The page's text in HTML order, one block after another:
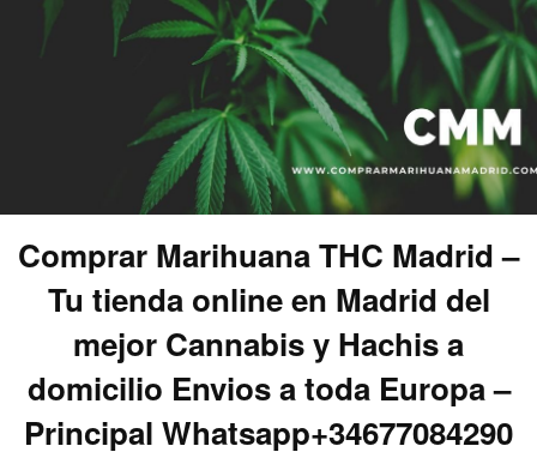
Comprar Marihuana THC Madrid –
Tu tienda online en Madrid del
mejor Cannabis y Hachis a
domicilio Envios a toda Europa –
Principal Whatsapp+34677084290